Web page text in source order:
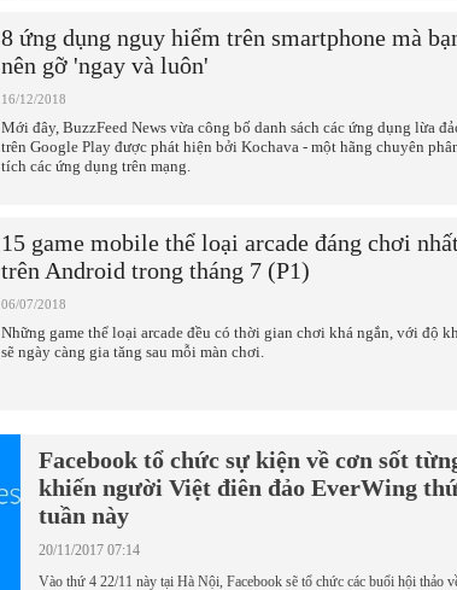
8 ứng dụng nguy hiểm trên smartphone mà
nên gỡ 'ngay và luôn'
16/12/2018
Mới đây, BuzzFeed News vừa công bố danh sách các ứng dụng lừa
trên Google Play được phát hiện bởi Kochava - một hãng chuyên
tích các ứng dụng trên mạng.
15 game mobile thể loại arcade đáng chơi nhất
trên Android trong tháng 7 (P1)
06/07/2018
Những game thể loại arcade đều có thời gian chơi khá ngắn, với độ
sẽ ngày càng gia tăng sau mỗi màn chơi.
Facebook tổ chức sự kiện về cơn sốt
khiến người Việt điên đảo EverWing
tuần này
20/11/2017 07:14
Vào thứ 4 22/11 này tại Hà Nội, Facebook sẽ tổ chức các buổi hội thảo